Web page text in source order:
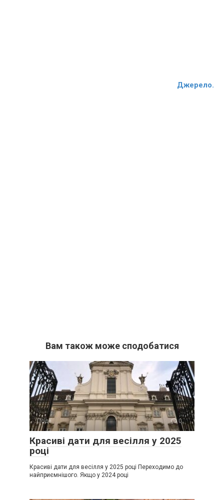
Джерело.
Вам також може сподобатися
Події 0
Красиві дати для весілля у 2025
році
Красиві дати для весілля у 2025 році Переходимо до
найприємнішого. Якщо у 2024 році